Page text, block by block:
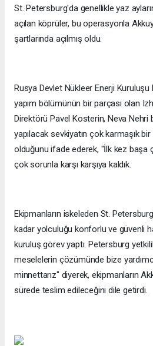
St. Petersburg'da genellikle yaz
açılan köprüler, bu operasyonla
şartlarında açılmış oldu.
Rusya Devlet Nükleer Enerji
yapım bölümünün bir parçası olan
Direktörü Pavel Kosterin, Neva Nehri
yapılacak sevkiyatın çok karmaşık
olduğunu ifade ederek, "İlk kez başa
çok sorunla karşı karşıya kaldık.
Ekipmanların iskeleden St.
kadar yolculuğu konforlu ve güvenli
kuruluş görev yaptı. Petersburg
meselelerin çözümünde bize
minnettarız" diyerek, ekipmanların
sürede teslim edileceğini dile getirdi.